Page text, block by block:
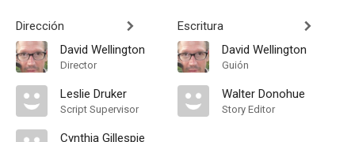
Dirección
David Wellington
Director
Leslie Druker
Script Supervisor
Cynthia Gillespie
Escritura
David Wellington
Guión
Walter Donohue
Story Editor